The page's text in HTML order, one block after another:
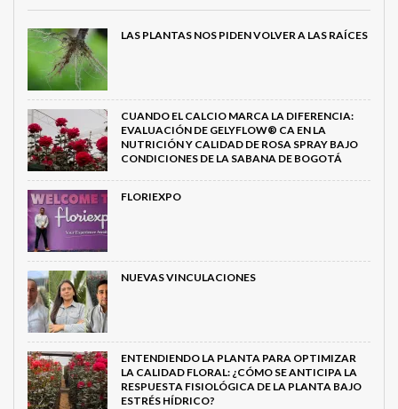
LAS PLANTAS NOS PIDEN VOLVER A LAS RAÍCES
CUANDO EL CALCIO MARCA LA DIFERENCIA:
EVALUACIÓN DE GELYFLOW® CA EN LA
NUTRICIÓN Y CALIDAD DE ROSA SPRAY BAJO
CONDICIONES DE LA SABANA DE BOGOTÁ
FLORIEXPO
NUEVAS VINCULACIONES
ENTENDIENDO LA PLANTA PARA OPTIMIZAR
LA CALIDAD FLORAL: ¿CÓMO SE ANTICIPA LA
RESPUESTA FISIOLÓGICA DE LA PLANTA BAJO
ESTRÉS HÍDRICO?